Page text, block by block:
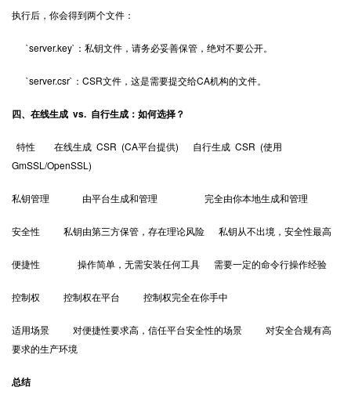
执行后，你会得到两个文件：
`server.key`：私钥文件，请务必妥善保管，绝对不要公开。
`server.csr`：CSR文件，这是需要提交给CA机构的文件。
四、在线生成 vs. 自行生成：如何选择？
特性 在线生成 CSR (CA平台提供) 自行生成 CSR (使用
GmSSL/OpenSSL)
私钥管理 由平台生成和管理 完全由你本地生成和管理
安全性 私钥由第三方保管，存在理论风险 私钥从不出境，安全性最高
便捷性 操作简单，无需安装任何工具 需要一定的命令行操作经验
控制权 控制权在平台 控制权完全在你手中
适用场景 对便捷性要求高，信任平台安全性的场景 对安全合规有高
要求的生产环境
总结